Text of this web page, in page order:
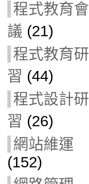
程式教育會
議 (21)
程式教育研
習 (44)
程式設計研
習 (26)
網站維運
(152)